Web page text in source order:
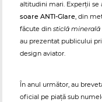
altitudini mari. Experții se
soare ANTI-Glare, din
făcute din sticlă minerală
au prezentat publicului
design aviator.
În anul următor, au
oficial pe piață sub